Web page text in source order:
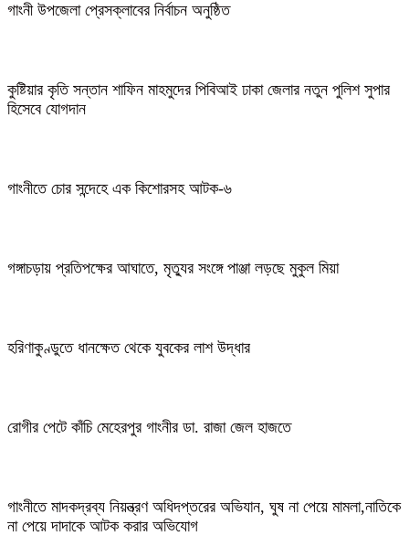
গাংনী উপজেলা প্রেসক্লাবের নির্বাচন অনুষ্ঠিত
কুষ্টিয়ার কৃতি সন্তান শাফিন মাহমুদের পিবিআই ঢাকা জেলার নতুন পুলিশ সুপার
হিসেবে যোগদান
গাংনীতে চোর সন্দেহে এক কিশোরসহ আটক-৬
গঙ্গাচড়ায় প্রতিপক্ষের আঘাতে, মৃত্যুর সংঙ্গে পাঞ্জা লড়ছে মুকুল মিয়া
হরিণাকুণ্ডুতে ধানক্ষেত থেকে যুবকের লাশ উদ্ধার
রোগীর পেটে কাঁচি মেহেরপুর গাংনীর ডা. রাজা জেল হাজতে
গাংনীতে মাদকদ্রব্য নিয়ন্ত্রণ অধিদপ্তরের অভিযান, ঘুষ না পেয়ে মামলা,নাতিকে
না পেয়ে দাদাকে আটক করার অভিযোগ